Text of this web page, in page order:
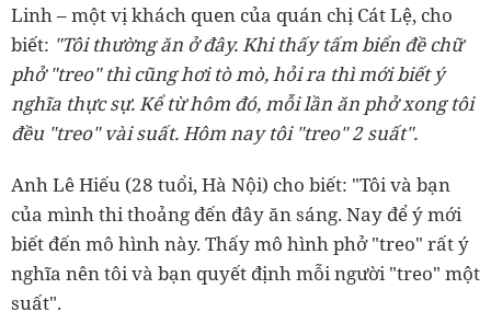
Linh – một vị khách quen của quán chị Cát Lệ, cho
biết: "Tôi thường ăn ở đây. Khi thấy tấm biển đề chữ
phở "treo" thì cũng hơi tò mò, hỏi ra thì mới biết ý
nghĩa thực sự. Kể từ hôm đó, mỗi lần ăn phở xong tôi
đều "treo" vài suất. Hôm nay tôi "treo" 2 suất".
Anh Lê Hiếu (28 tuổi, Hà Nội) cho biết: "Tôi và bạn
của mình thi thoảng đến đây ăn sáng. Nay để ý mới
biết đến mô hình này. Thấy mô hình phở "treo" rất ý
nghĩa nên tôi và bạn quyết định mỗi người "treo" một
suất".